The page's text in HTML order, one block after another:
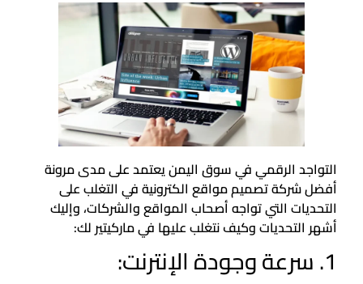
التواجد الرقمي في سوق اليمن يعتمد على مدى مرونة
أفضل شركة تصميم مواقع الكترونية في التغلب على
التحديات التي تواجه أصحاب المواقع والشركات، وإليك
أشهر التحديات وكيف نتغلب عليها في ماركيتير لك:
1. سرعة وجودة الإنترنت: